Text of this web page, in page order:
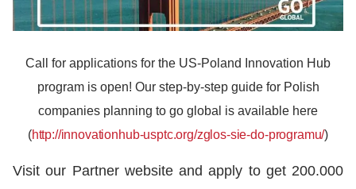
Call for applications for the US-Poland Innovation Hub
program is open! Our step-by-step guide for Polish
companies planning to go global is available here
(http://innovationhub-usptc.org/zglos-sie-do-programu/)
Visit our Partner website and apply to get 200.000